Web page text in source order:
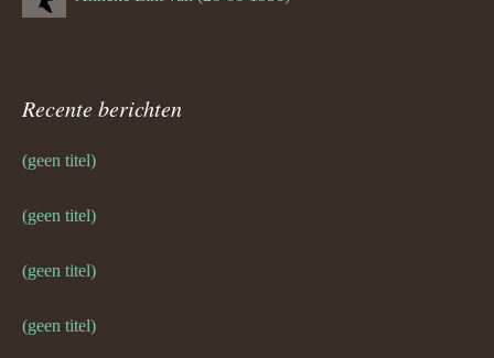
Recente berichten
(geen titel)
(geen titel)
(geen titel)
(geen titel)